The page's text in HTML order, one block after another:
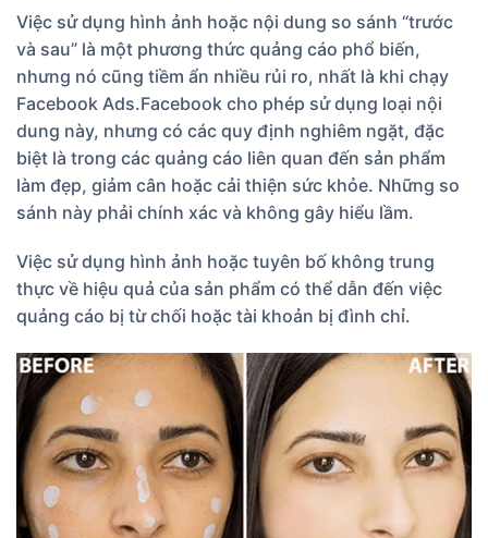
Việc sử dụng hình ảnh hoặc nội dung so sánh “trước
và sau” là một phương thức quảng cáo phổ biến,
nhưng nó cũng tiềm ẩn nhiều rủi ro, nhất là khi chạy
Facebook Ads.Facebook cho phép sử dụng loại nội
dung này, nhưng có các quy định nghiêm ngặt, đặc
biệt là trong các quảng cáo liên quan đến sản phẩm
làm đẹp, giảm cân hoặc cải thiện sức khỏe. Những so
sánh này phải chính xác và không gây hiểu lầm.
Việc sử dụng hình ảnh hoặc tuyên bố không trung
thực về hiệu quả của sản phẩm có thể dẫn đến việc
quảng cáo bị từ chối hoặc tài khoản bị đình chỉ.